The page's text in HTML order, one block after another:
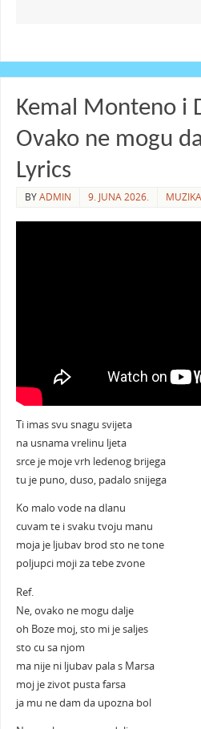
Kemal Monteno i
Ovako ne mogu
Lyrics
BYADMIN 9. JUNA 2026. MUZIKA
Ti imas svu snagu svijeta
na usnama vrelinu ljeta
srce je moje vrh ledenog brijega
tu je puno, duso, padalo snijega
Ko malo vode na dlanu
cuvam te i svaku tvoju manu
moja je ljubav brod sto ne tone
poljupci moji za tebe zvone
Ref.
Ne, ovako ne mogu dalje
oh Boze moj, sto mi je saljes
sto cu sa njom
ma nije ni ljubav pala s Marsa
moj je zivot pusta farsa
ja mu ne dam da upozna bol